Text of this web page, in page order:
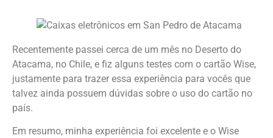
Recentemente passei cerca de um mês no Deserto do
Atacama, no Chile, e fiz alguns testes com o cartão Wise,
justamente para trazer essa experiência para vocês que
talvez ainda possuem dúvidas sobre o uso do cartão no
país.
Em resumo, minha experiência foi excelente e o Wise